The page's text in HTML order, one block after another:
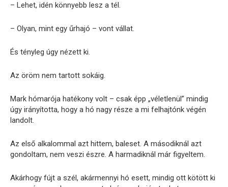
– Lehet, idén könnyebb lesz a tél.
– Olyan, mint egy űrhajó – vont vállat.
És tényleg úgy nézett ki.
Az öröm nem tartott sokáig.
Mark hómarója hatékony volt – csak épp „véletlenül” mindig
úgy irányította, hogy a hó nagy része a mi felhajtónk végén
landolt.
Az első alkalommal azt hittem, baleset. A másodiknál azt
gondoltam, nem veszi észre. A harmadiknál már figyeltem.
Akárhogy fújt a szél, akármennyi hó esett, mindig ott kötött ki